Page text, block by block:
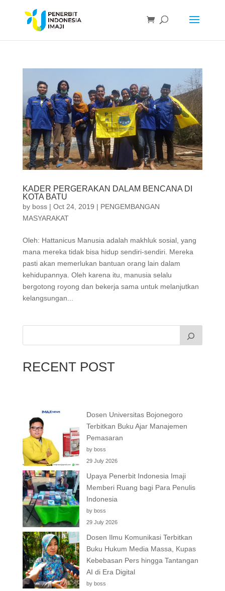
KADER PERGERAKAN DALAM BENCANA DI
KOTA BATU
by boss| Oct 24, 2019 | PENGEMBANGAN
MASYARAKAT
Oleh: Hattanicus Manusia adalah makhluk sosial, yang
mana mereka tidak bisa hidup sendiri-sendiri. Mereka
pasti akan memerlukan bantuan orang lain dalam
kehidupannya. Oleh karena itu, manusia selalu
bergotong royong dan bekerja sama untuk melanjutkan
kelangsungan...
RECENT POST
Dosen Universitas Bojonegoro
Terbitkan Buku Ajar Manajemen
Pemasaran
by boss
29 July 2026
Upaya Penerbit Indonesia Imaji
Memberi Ruang bagi Para Penulis
Indonesia
by boss
29 July 2026
Dosen Ilmu Komunikasi Terbitkan
Buku Hukum Media Massa, Kupas
Kebebasan Pers hingga Tantangan
AI di Era Digital
by boss